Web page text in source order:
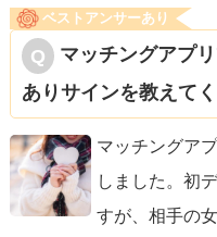
ベストアンサーあり
マッチングアプ
ありサインを教えて
マッチングア
しました。初
すが、相手の